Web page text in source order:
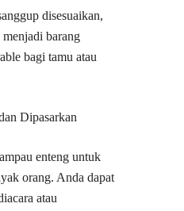
disesuaikan,
barang
bagi tamu atau
Dipasarkan
enteng untuk
orang. Anda dapat
atau